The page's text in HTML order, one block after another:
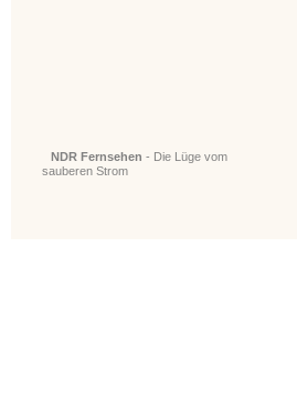
NDR Fernsehen - Die Lüge vom
sauberen Strom